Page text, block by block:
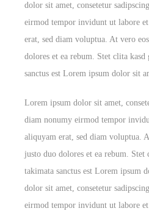
dolor sit amet, consetetur
eirmod tempor invidunt ut labore
erat, sed diam voluptua. At vero
dolores et ea rebum. Stet clita kasd
sanctus est Lorem ipsum dolor sit
Lorem ipsum dolor sit amet,
diam nonumy eirmod tempor
aliquyam erat, sed diam voluptua.
justo duo dolores et ea rebum. Stet
takimata sanctus est Lorem ipsum
dolor sit amet, consetetur
eirmod tempor invidunt ut labore